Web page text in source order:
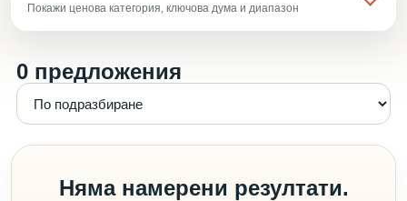
Покажи ценова категория, ключова дума и диапазон
0 предложения
Няма намерени резултати.